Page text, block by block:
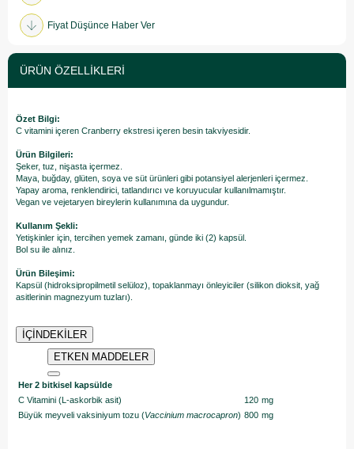
Fiyat Düşünce Haber Ver
ÜRÜN ÖZELLIKLERI
Özet Bilgi:
C vitamini içeren Cranberry ekstresi içeren besin takviyesidir.
Ürün Bilgileri:
Şeker, tuz, nişasta içermez.
Maya, buğday, glüten, soya ve süt ürünleri gibi potansiyel alerjenleri içermez.
Yapay aroma, renklendirici, tatlandırıcı ve koruyucular kullanılmamıştır.
Vegan ve vejetaryen bireylerin kullanımına da uygundur.
Kullanım Şekli:
Yetişkinler için, tercihen yemek zamanı, günde iki (2) kapsül.
Bol su ile alınız.
Ürün Bileşimi:
Kapsül (hidroksipropilmetil selüloz), topaklanmayı önleyiciler (silikon dioksit, yağ
asitlerinin magnezyum tuzları).
İÇİNDEKİLER
ETKEN MADDELER
Her 2 bitkisel kapsülde
C Vitamini (L-askorbik asit)
120 mg
Büyük meyveli vaksiniyum tozu (Vaccinium macrocapron) 800 mg